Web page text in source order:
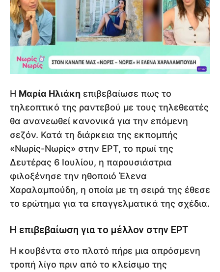
Η Μαρία Ηλιάκη επιβεβαίωσε πως το
τηλεοπτικό της ραντεβού με τους τηλεθεατές
θα ανανεωθεί κανονικά για την επόμενη
σεζόν. Κατά τη διάρκεια της εκπομπής
«Νωρίς-Νωρίς» στην ΕΡΤ, το πρωί της
Δευτέρας 6 Ιουλίου, η παρουσιάστρια
φιλοξένησε την ηθοποιό Έλενα
Χαραλαμπούδη, η οποία με τη σειρά της έθεσε
το ερώτημα για τα επαγγελματικά της σχέδια.
Η επιβεβαίωση για το μέλλον στην ΕΡΤ
Η κουβέντα στο πλατό πήρε μια απρόσμενη
τροπή λίγο πριν από το κλείσιμο της